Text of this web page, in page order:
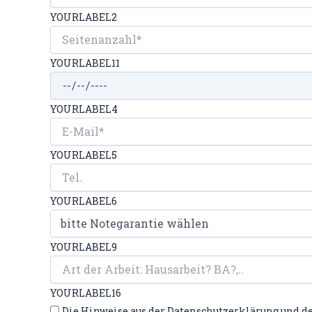
YOURLABEL2
YOURLABEL11
YOURLABEL4
YOURLABEL5
YOURLABEL6
YOURLABEL9
YOURLABEL16